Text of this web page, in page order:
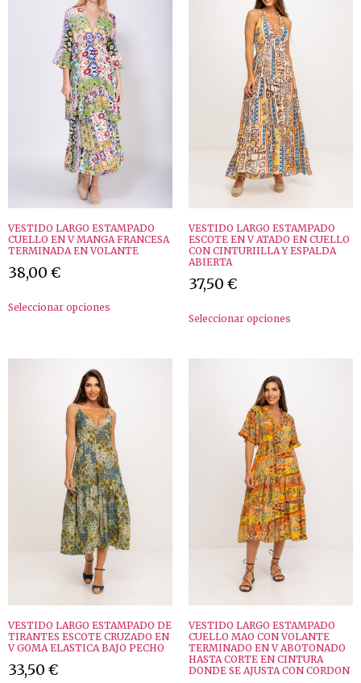
VESTIDO LARGO ESTAMPADO
CUELLO EN V MANGA FRANCESA
TERMINADA EN VOLANTE
38,00 €
Seleccionar opciones
VESTIDO LARGO ESTAMPADO
ESCOTE EN V ATADO EN CUELLO
CON CINTURIILLA Y ESPALDA
ABIERTA
37,50 €
Seleccionar opciones
VESTIDO LARGO ESTAMPADO DE
TIRANTES ESCOTE CRUZADO EN
V GOMA ELASTICA BAJO PECHO
33,50 €
VESTIDO LARGO ESTAMPADO
CUELLO MAO CON VOLANTE
TERMINADO EN V ABOTONADO
HASTA CORTE EN CINTURA
DONDE SE AJUSTA CON CORDON